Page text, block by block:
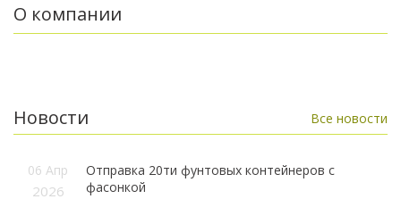
Все новости
Новости
06 Апр
2026
Отправка 20ти фунтовых контейнеров с
фасонкой
О компании